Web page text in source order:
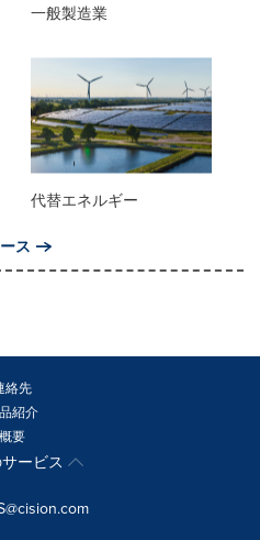
一般製造業
代替エネルギー
ス
絡先
紹介
概要
ービス